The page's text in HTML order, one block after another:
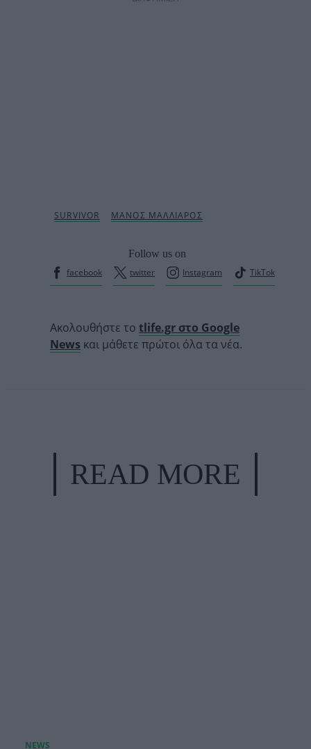
Follow us on
facebook
twitter Instagram TikTok
Ακολουθήστε το tlife.gr στο Google
News και μάθετε πρώτοι όλα τα νέα.
READ MORE